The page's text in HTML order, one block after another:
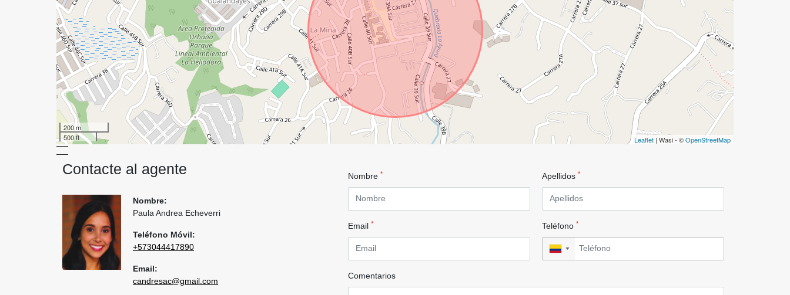
200 m
500 ft
Leaflet | Wasi - ©OpenStreetMap
Contacte al agente
Nombre:
Paula Andrea Echeverri
Teléfono Móvil:
+573044417890
Email:
candresac@gmail.com
Nombre * Apellidos *
Email * Teléfono *
▼
Comentarios